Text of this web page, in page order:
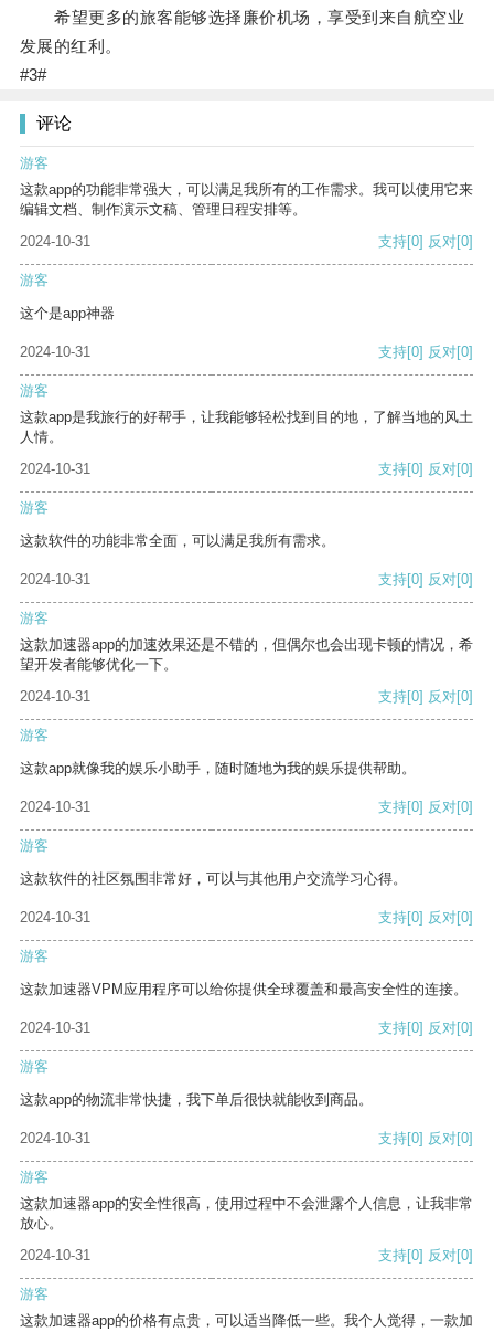
希望更多的旅客能够选择廉价机场，享受到来自航空业
发展的红利。
#3#
评论
游客
这款app的功能非常强大，可以满足我所有的工作需求。我可以使用它来
编辑文档、制作演示文稿、管理日程安排等。
2024-10-31
支持[0] 反对[0]
游客
这个是app神器
2024-10-31 支持[0] 反对[0]
游客
这款app是我旅行的好帮手，让我能够轻松找到目的地，了解当地的风土
人情。
2024-10-31
支持[0] 反对[0]
游客
这款软件的功能非常全面，可以满足我所有需求。
2024-10-31 支持[0] 反对[0]
游客
这款加速器app的加速效果还是不错的，但偶尔也会出现卡顿的情况，希
望开发者能够优化一下。
2024-10-31
支持[0] 反对[0]
游客
这款app就像我的娱乐小助手，随时随地为我的娱乐提供帮助。
2024-10-31 支持[0] 反对[0]
游客
这款软件的社区氛围非常好，可以与其他用户交流学习心得。
2024-10-31 支持[0] 反对[0]
游客
这款加速器VPM应用程序可以给你提供全球覆盖和最高安全性的连接。
2024-10-31 支持[0] 反对[0]
游客
这款app的物流非常快捷，我下单后很快就能收到商品。
2024-10-31 支持[0] 反对[0]
游客
这款加速器app的安全性很高，使用过程中不会泄露个人信息，让我非常
放心。
2024-10-31
支持[0] 反对[0]
游客
这款加速器app的价格有点贵，可以适当降低一些。我个人觉得，一款加